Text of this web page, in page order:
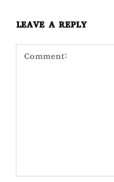
LEAVE A REPLY